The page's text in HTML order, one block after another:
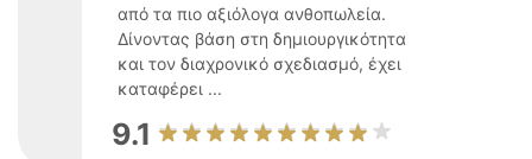
από τα πιο αξιόλογα ανθοπωλεία.
Δίνοντας βάση στη δημιουργικότητα
και τον διαχρονικό σχεδιασμό, έχει
καταφέρει ...
9.1